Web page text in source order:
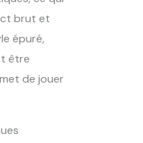
brut et
épuré,
être
de jouer